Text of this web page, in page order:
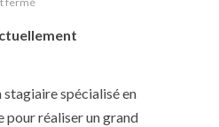
stagiaire spécialisé en
pour réaliser un grand